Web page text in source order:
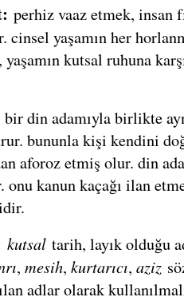
perhiz vaaz etmek, insan
cinsel yaşamın her
kutsal ruhuna
bir din adamıyla birlikte
bununla kişi kendini
aforoz etmiş olur. din
onu kanun kaçağı ilan
kutsal tarih, layık olduğu
, mesih, kurtarıcı, aziz
adlar olarak